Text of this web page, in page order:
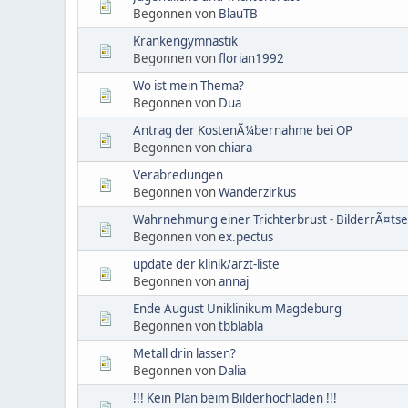
Begonnen von BlauTB
Krankengymnastik
Begonnen vonflorian1992
Wo ist mein Thema?
Begonnen von Dua
Antrag der KostenÃ¼bernahme bei OP
Begonnen vonchiara
Verabredungen
Begonnen vonWanderzirkus
Wahrnehmung einer Trichterbrust -
Begonnen vonex.pectus
update der klinik/arzt-liste
Begonnen vonannaj
Ende August Uniklinikum Magdeburg
Begonnen vontbblabla
Metall drin lassen?
Begonnen von Dalia
!!! Kein Plan beim Bilderhochladen !!!